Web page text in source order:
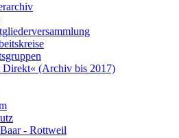
Direkt« (Archiv bis 2017)
- Rottweil